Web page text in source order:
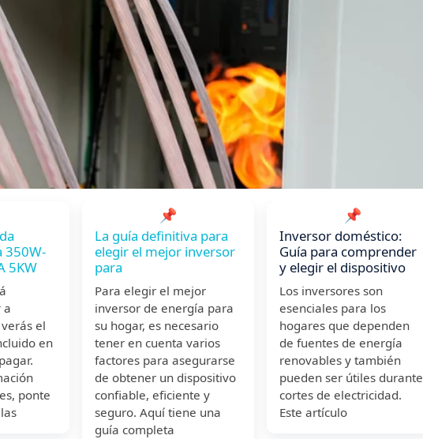
350W-
5KW
a
el
en
ponte
📌
La guía definitiva para
elegir el mejor inversor
para
Para elegir el mejor
inversor de energía para
su hogar, es necesario
tener en cuenta varios
factores para asegurarse
de obtener un dispositivo
confiable, eficiente y
seguro. Aquí tiene una
guía completa
📌
Inversor doméstico:
Guía para comprender
y elegir el dispositivo
Los inversores son
esenciales para los
hogares que dependen
de fuentes de energía
renovables y también
pueden ser útiles durante
cortes de electricidad.
Este artículo